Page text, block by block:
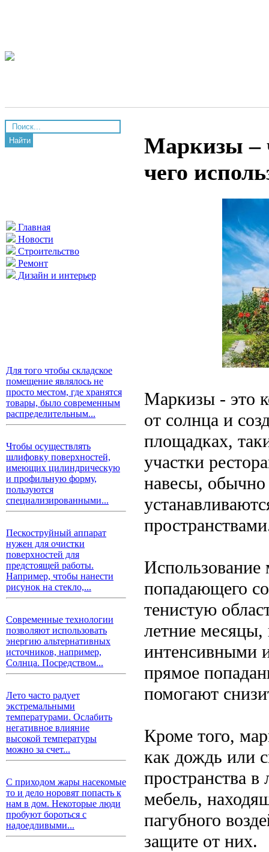
Найти
Главная
Новости
Строительство
Ремонт
Дизайн и интерьер
Для того чтобы складское
помещение являлось не
просто местом, где хранятся
товары, было современным
распределительным...
Чтобы осуществлять
шлифовку поверхностей,
имеющих цилиндрическую
и профильную форму,
пользуются
специализированными...
Пескоструйный аппарат
нужен для очистки
поверхностей для
предстоящей работы.
Например, чтобы нанести
рисунок на стекло,...
Современные технологии
позволяют использовать
энергию альтернативных
источников, например,
Солнца. Посредством...
Лето часто радует
экстремальными
температурами. Ослабить
негативное влияние
высокой температуры
можно за счет...
С приходом жары насекомые
то и дело норовят попасть к
нам в дом. Некоторые люди
пробуют бороться с
надоедливыми...
Маркизы –
чего
Маркизы - это
от солнца и
площадках,
участки
навесы,
Использование
попадающего
тенистую
летние месяцы,
интенсивными
прямое
помогают
Кроме того,
как дождь или
пространства
мебель,
пагубного
защите от них.